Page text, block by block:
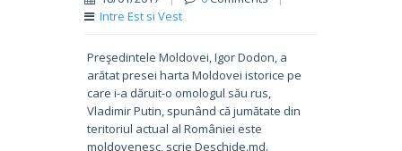
Intre Est si Vest
Preşedintele Moldovei, Igor Dodon, a
arătat presei harta Moldovei istorice pe
care i-a dăruit-o omologul său rus,
Vladimir Putin, spunând că jumătate din
teritoriul actual al României este
moldovenesc, scrie Deschide.md.